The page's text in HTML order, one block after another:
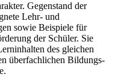
Gegenstand der
Lehr- und
sowie Beispiele für
der Schüler. Sie
des gleichen
überfachlichen Bildungs-